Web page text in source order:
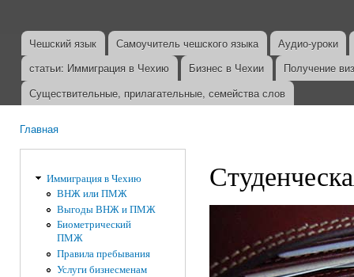
Главное меню
Чешский язык Самоучитель чешского языка
Аудио-уроки
статьи: Иммиграция в Чехию
Бизнес в Чехии
Получение
Существительные, прилагательные, семейства слов
Главная
Иммиграция в Чехию
ВНЖ или ПМЖ
Выгоды ВНЖ и ПМЖ
Биометрический
ПМЖ
Правила пребывания
Услуги бизнесменам